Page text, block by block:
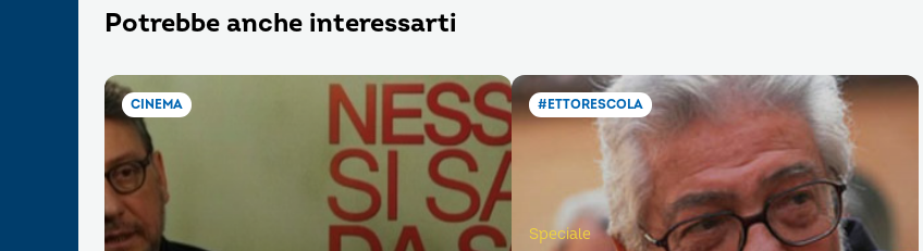
Potrebbe anche interessarti
CINEMA #ETTORESCOLA
Speciale